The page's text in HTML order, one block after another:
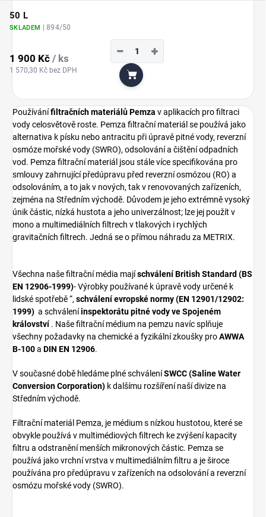
50 L
SKLADEM | 894/50
1 900 Kč / ks
1 570,30 Kč bez DPH
+
−
Do košíku
Používánífiltračních materiálů Pemza v aplikacích pro filtraci
vody celosvětově roste. Pemza filtrační materiál se používá jako
alternativa k písku nebo antracitu při úpravě pitné vody, reverzní
osmóze mořské vody (SWRO), odsolování a čištění odpadních
vod. Pemza filtrační materiál jsou stále více specifikována pro
smlouvy zahrnující předúpravu před reverzní osmózou (RO) a
odsolováním, a to jak v nových, tak v renovovaných zařízeních,
zejména na Středním východě. Důvodem je jeho extrémně vysoký
únik částic, nízká hustota a jeho univerzálnost; lze jej použít v
mono a multimediálních filtrech v tlakových i rychlých
gravitačních filtrech. Jedná se o přímou náhradu za METRIX.
Všechna naše filtrační média majíschválení British Standard (BS
EN 12906-1999)- Výrobky používané k úpravě vody určené k
lidské spotřebě “,schválení evropské normy (EN 12901/12902:
1999) a schváleníinspektorátu pitné vody ve Spojeném
království. Naše filtrační médium na pemzu navíc splňuje
všechny požadavky na chemické a fyzikální zkoušky proAWWA
B-100a DIN EN 12906.
V současné době hledáme plné schváleníSWCC (Saline Water
Conversion Corporation) k dalšímu rozšíření naší divize na
Středním východě.
Filtrační materiál Pemza, je médium s nízkou hustotou, které se
obvykle používá v multimédiových filtrech ke zvýšení kapacity
filtru a odstranění menších mikronových částic. Pemza se
používá jako vrchní vrstva v multimediálním filtru a je široce
používána pro předúpravu v zařízeních na odsolování a reverzní
osmózu mořské vody (SWRO).